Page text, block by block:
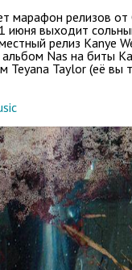
марафон релизов от
июня выходит
релиз Kanye
Nas на биты
Teyana Taylor (её вы